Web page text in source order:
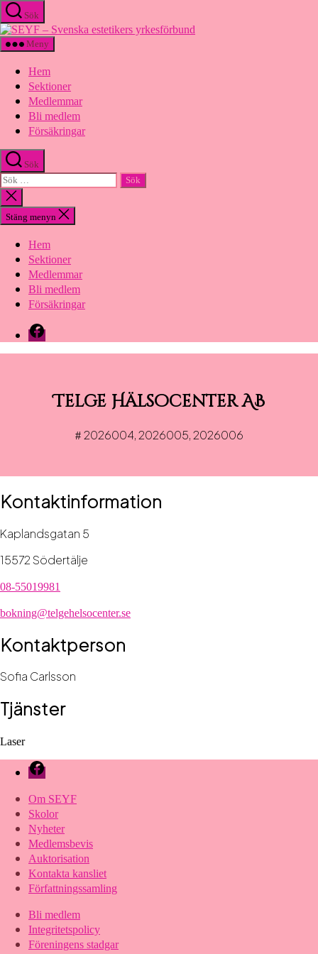
Hoppa
till
innehåll
Sök
Meny
Hem
Sektioner
Medlemmar
Bli medlem
Försäkringar
Sök
Sök
efter:
Stäng
sökningen
Stäng menyn
Hem
Sektioner
Medlemmar
Bli medlem
Försäkringar
Facebook
Telge Hälsocenter AB
# 2026004, 2026005, 2026006
Kontaktinformation
Kaplandsgatan 5
15572 Södertälje
08-55019981
bokning@telgehelsocenter.se
Kontaktperson
Sofia Carlsson
Tjänster
Laser
Facebook
Om SEYF
Skolor
Nyheter
Medlemsbevis
Auktorisation
Kontakta kansliet
Författningssamling
Bli medlem
Integritetspolicy
Föreningens stadgar